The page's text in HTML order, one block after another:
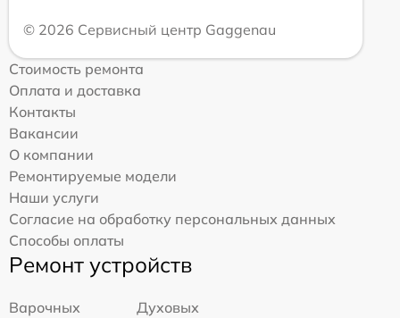
© 2026 Сервисный центр Gaggenau
Стоимость ремонта
Оплата и доставка
Контакты
Вакансии
О компании
Ремонтируемые модели
Наши услуги
Согласие на обработку персональных данных
Способы оплаты
Ремонт устройств
Варочных
Духовых